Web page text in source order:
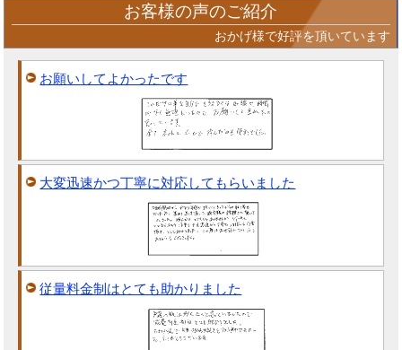
お客様の声のご紹介
おかげ様で好評を頂いています
お願いしてよかったです
大変迅速かつ丁寧に対応してもらいました
従量料金制はとても助かりました